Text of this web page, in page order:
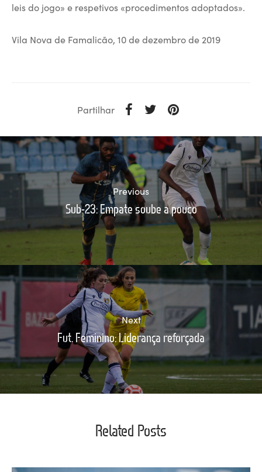
leis do jogo» e respetivos «procedimentos adoptados».
Vila Nova de Famalicão, 10 de dezembro de 2019
Partilhar
Previous
Sub-23: Empate soube a pouco
Next
Fut. Feminino: Liderança reforçada
Related Posts